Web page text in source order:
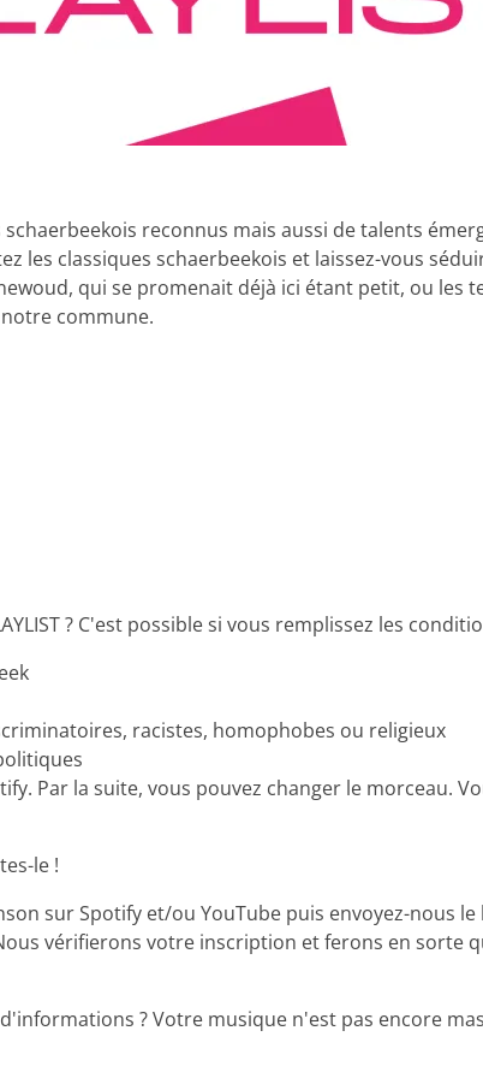
schaerbeekois reconnus mais aussi de talents
les classiques schaerbeekois et laissez-vous
qui se promenait déjà ici étant petit, ou les
commune.
? C'est possible si vous remplissez les
racistes, homophobes ou religieux
Par la suite, vous pouvez changer le morceau.
le !
sur Spotify et/ou YouTube puis envoyez-nous le
vérifierons votre inscription et ferons en sorte
? Votre musique n'est pas encore